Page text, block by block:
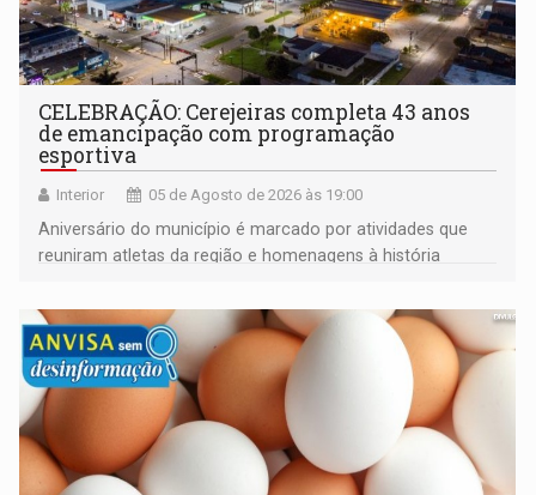
CELEBRAÇÃO: Cerejeiras completa 43 anos
de emancipação com programação
esportiva
Interior 05 de Agosto de 2026 às 19:00
Aniversário do município é marcado por atividades que
reuniram atletas da região e homenagens à história